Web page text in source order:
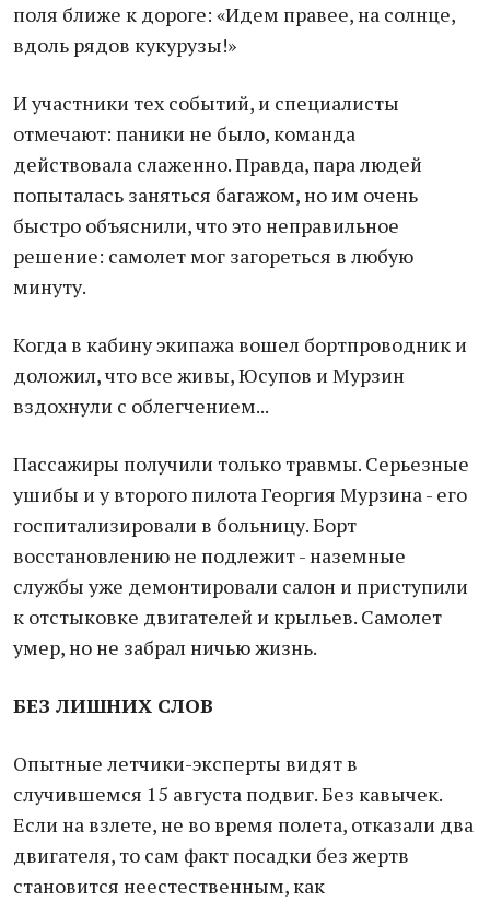
поля ближе к дороге: «Идем правее, на солнце,
вдоль рядов кукурузы!»
И участники тех событий, и специалисты
отмечают: паники не было, команда
действовала слаженно. Правда, пара людей
попыталась заняться багажом, но им очень
быстро объяснили, что это неправильное
решение: самолет мог загореться в любую
минуту.
Когда в кабину экипажа вошел бортпроводник и
доложил, что все живы, Юсупов и Мурзин
вздохнули с облегчением...
Пассажиры получили только травмы. Серьезные
ушибы и у второго пилота Георгия Мурзина - его
госпитализировали в больницу. Борт
восстановлению не подлежит - наземные
службы уже демонтировали салон и приступили
к отстыковке двигателей и крыльев. Самолет
умер, но не забрал ничью жизнь.
БЕЗ ЛИШНИХ СЛОВ
Опытные летчики-эксперты видят в
случившемся 15 августа подвиг. Без кавычек.
Если на взлете, не во время полета, отказали два
двигателя, то сам факт посадки без жертв
становится неестественным, как